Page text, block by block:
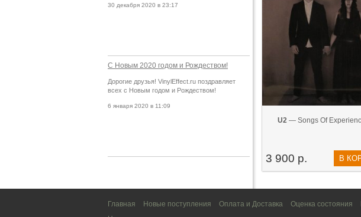
30 декабря 2020 в 23:17
С Новым 2020 годом и Рождеством!
Дорогие друзья! VinylEffect.ru поздравляет
всех с Новым годом и Рождеством!
6 января 2020 в 11:09
U2— Songs Of
3 900 р. В
Главная Новые поступления Оплата и Доставка Оценка состояния